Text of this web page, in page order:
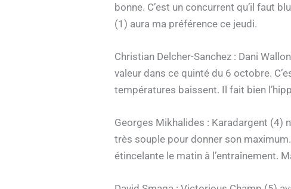
bonne. C’est un concurrent qu’il faut
(1) aura ma préférence ce jeudi.
Christian Delcher-Sanchez : Dani
valeur dans ce quinté du 6 octobre.
températures baissent. Il fait bien
Georges Mikhalides : Karadargent (4)
très souple pour donner son
étincelante le matin à l’entraînement.